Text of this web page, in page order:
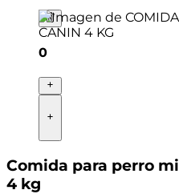
0
Comida para perro
4 kg